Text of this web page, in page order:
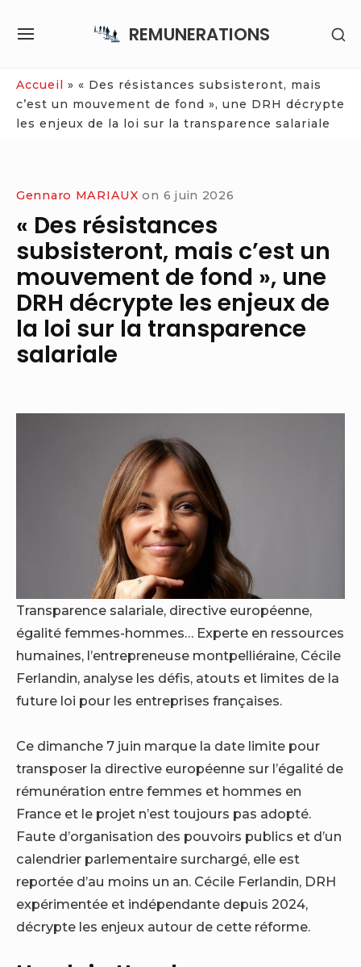
REMUNERATIONS
SITE
Accueil » « Des résistances subsisteront, mais
c’est un mouvement de fond », une DRH décrypte
les enjeux de la loi sur la transparence salariale
Gennaro MARIAUX on 6 juin 2026
« Des résistances
subsisteront, mais c’est un
mouvement de fond », une
DRH décrypte les enjeux de
la loi sur la transparence
salariale
Transparence salariale, directive européenne,
égalité femmes-hommes… Experte en ressources
humaines, l’entrepreneuse montpelliéraine, Cécile
Ferlandin, analyse les défis, atouts et limites de la
future loi pour les entreprises françaises.
Ce dimanche 7 juin marque la date limite pour
transposer la directive européenne sur l’égalité de
rémunération entre femmes et hommes en
France et le projet n’est toujours pas adopté.
Faute d’organisation des pouvoirs publics et d’un
calendrier parlementaire surchargé, elle est
reportée d’au moins un an. Cécile Ferlandin, DRH
expérimentée et indépendante depuis 2024,
décrypte les enjeux autour de cette réforme.